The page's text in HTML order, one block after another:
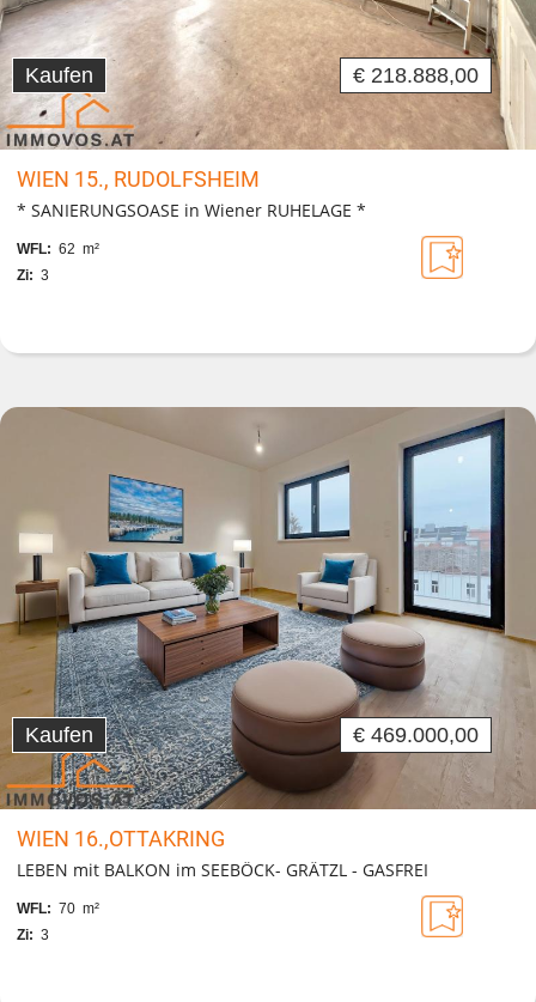
Kaufen € 218.888,00
WIEN 15., RUDOLFSHEIM
* SANIERUNGSOASE in Wiener RUHELAGE *
WFL: 62 m²
Zi: 3
Kaufen € 469.000,00
WIEN 16.,OTTAKRING
LEBEN mit BALKON im SEEBÖCK- GRÄTZL - GASFREI
WFL: 70 m²
Zi: 3